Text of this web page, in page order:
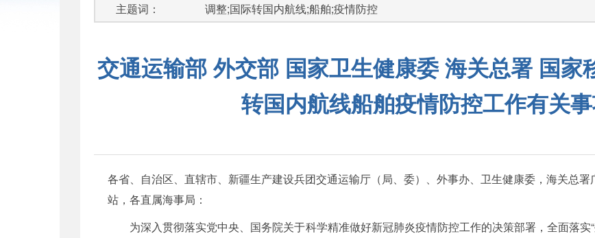
主题词：
调整;国际转国内航线;船舶;疫情防控
交通运输部 外交部 国家卫生健康委 海关总署 国家
转国内航线船舶疫情防控工作有关
各省、自治区、直辖市、新疆生产建设兵团交通运输厅（局、委）、外事办、卫生健康委，海关总
站，各直属海事局：
为深入贯彻落实党中央、国务院关于科学精准做好新冠肺炎疫情防控工作的决策部署，全面落实